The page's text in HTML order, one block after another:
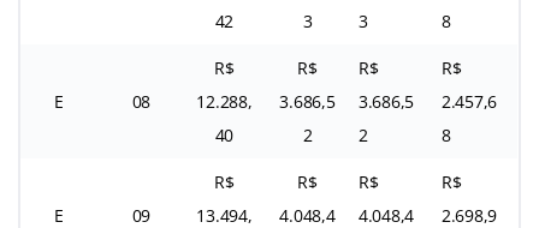
42
3
3
8
E 08
R$
12.288,
40
R$
3.686,5
2
R$
3.686,5
2
R$
2.457,6
8
E 09
R$
13.494,
R$
4.048,4
R$
4.048,4
R$
2.698,9